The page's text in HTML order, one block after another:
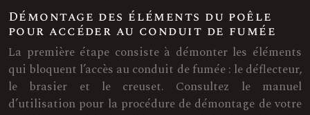
Démontage des éléments du poêle
pour accéder au conduit de fumée
La première étape consiste à démonter les éléments
qui bloquent l’accès au conduit de fumée : le déflecteur,
le brasier et le creuset. Consultez le manuel
d’utilisation pour la procédure de démontage de votre